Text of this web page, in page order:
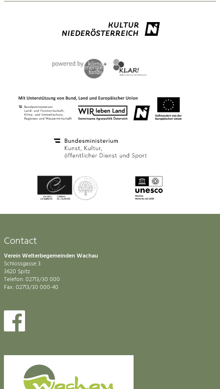
Contact
Verein Welterbegemeinden Wachau
Schlossgasse 3
3620 Spitz
Telefon: 02713/30 000
Fax: 02713/30 000-40